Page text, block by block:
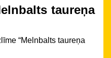
taureņa
“Melnbalts taureņa